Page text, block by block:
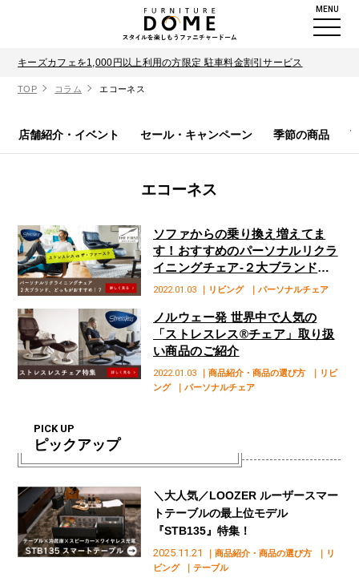
MENU
キーズカフェを1,000円以上利用の方限定 駐車料金割引サービス
TOP コラム エコーネス
店舗紹介・イベント セール・キャンペーン 季節の商品
エコーネス
2022.01.03 ｜リビング ｜パーソナルチェア
ソファからの乗り換え増えてま
す！おすすめのパーソナルリクラ
イニングチェア-２大ブランドを
比較して解説！
2022.01.03 ｜商品紹介・商品の選び方
｜リビ
ング
｜パーソナルチェア
ノルウェー発 世界中で人気の
「ストレスレス®︎チェア」取り扱
い商品のご紹介
PICK UP
ピックアップ
2025.11.21 ｜商品紹介・商品の選び方
｜リ
ビング
｜テーブル
＼大人気／LOOZER ルーザースマー
トテーブルの最上位モデル
『STB135』特集！